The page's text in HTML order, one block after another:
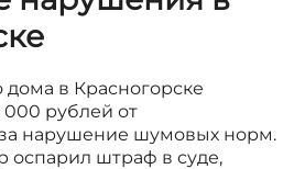
в Красногорске
рублей от
нарушение шумовых норм.
оспарил штраф в суде,